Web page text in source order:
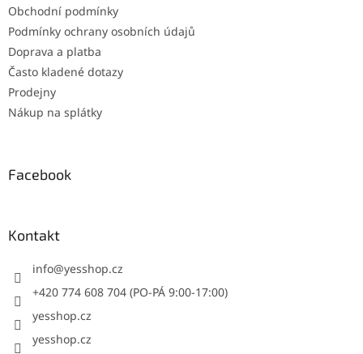
Obchodní podmínky
Podmínky ochrany osobních údajů
Doprava a platba
Často kladené dotazy
Prodejny
Nákup na splátky
Facebook
Kontakt
info@yesshop.cz
+420 774 608 704 (PO-PÁ 9:00-17:00)
yesshop.cz
yesshop.cz